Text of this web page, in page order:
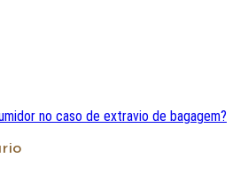
no caso de extravio de bagagem?